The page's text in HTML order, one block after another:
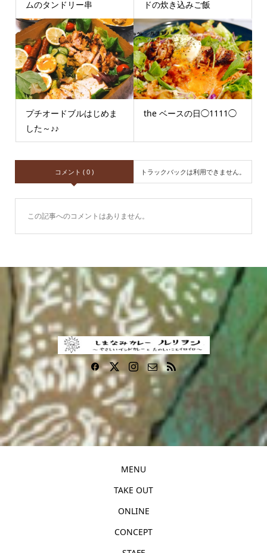
ムのタンドリー串
ドの炊き込みご飯
プチオードブルはじめま
した～♪♪
the ベースの日◯1111◯
コメント ( 0 ) トラックバックは利用できません。
この記事へのコメントはありません。
MENU
TAKE OUT
ONLINE
CONCEPT